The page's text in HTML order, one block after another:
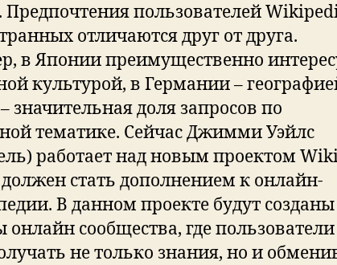
пользователей
отличаются друг от друга.
в Японии преимущественно
культурой, в Германии –
значительная доля запросов по
тематике. Сейчас Джимми Уэйлс
работает над новым проектом
стать дополнением к онлайн-
В данном проекте будут созданы
онлайн сообщества, где пользователи
не только знания, но и